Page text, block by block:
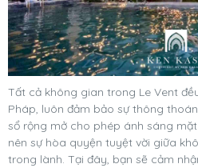
Tất cả không gian trong Le Vent
Pháp, luôn đảm bảo sự thông
sổ rộng mở cho phép ánh sáng
nên sự hòa quyện tuyệt vời giữa
trong lành. Tại đây, bạn sẽ cảm